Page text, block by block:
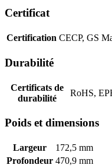
Certificat
Certification CECP, GS
Durabilité
Certificats de
durabilité
RoHS,
Poids et dimensions
Largeur
172,5 mm
Profondeur 470,9 mm